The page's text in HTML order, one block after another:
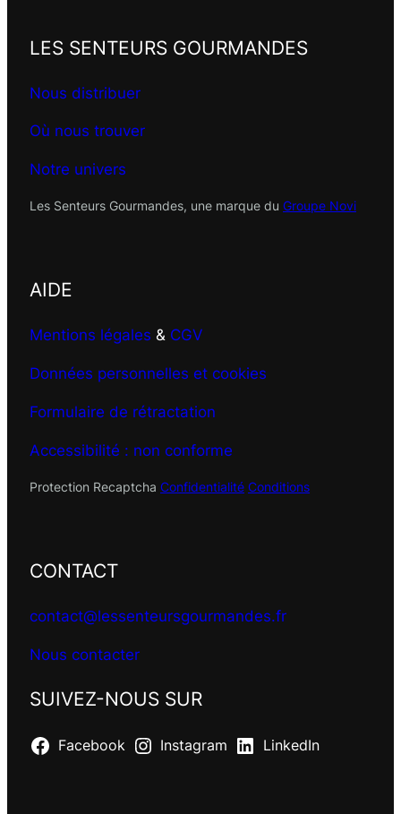
LES SENTEURS GOURMANDES
Nous distribuer
Où nous trouver
Notre univers
Les Senteurs Gourmandes, une marque du Groupe Novi
AIDE
Mentions légales & CGV
Données personnelles et cookies
Formulaire de rétractation
Accessibilité : non conforme
Protection Recaptcha Confidentialité Conditions
CONTACT
contact@lessenteursgourmandes.fr
Nous contacter
SUIVEZ-NOUS SUR
Facebook Instagram LinkedIn